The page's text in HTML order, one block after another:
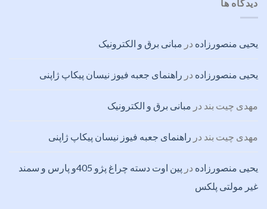
دیدگاه ها
یحیی منصورزاده در مبانی برق و الکترونیک
یحیی منصورزاده در راهنمای جعبه فیوز نیسان پیکاپ ژاپنی
مهدی چیت بند در مبانی برق و الکترونیک
مهدی چیت بند در راهنمای جعبه فیوز نیسان پیکاپ ژاپنی
یحیی منصورزاده در
پین اوت دسته چراغ پژو 405و پارس و سمند
غیر مولتی پلکس